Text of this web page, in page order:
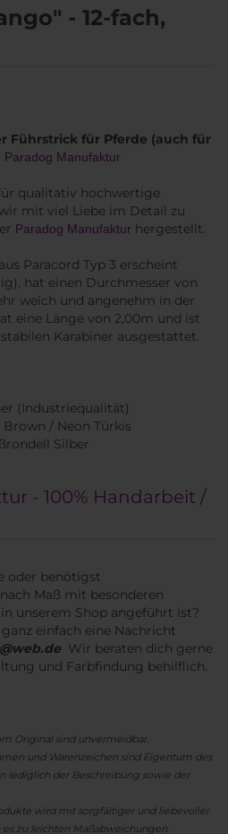
- 12-fach,
Führstrick für Pferde (auch für
Paradog Manufaktur
qualitativ hochwertige
mit viel Liebe im Detail zu
Paradog Manufaktur hergestellt.
aus Paracord Typ 3 erscheint
hat einen Durchmesser von
weich und angenehm in der
eine Länge von 2,00m und ist
Karabiner ausgestattet.
(Industriequalität)
Brown / Neon Türkis
Silber
- 100% Handarbeit /
oder benötigst
nach Maß mit besonderen
unserem Shop angeführt ist?
einfach eine Nachricht
Wir beraten dich gerne
und Farbfindung behilflich.
Original sind unvermeidbar.
und Warenzeichen sind Eigentum des
lediglich der Beschreibung sowie der
wird mit sorgfältiger und liebevoller
zu leichten Maßabweichungen